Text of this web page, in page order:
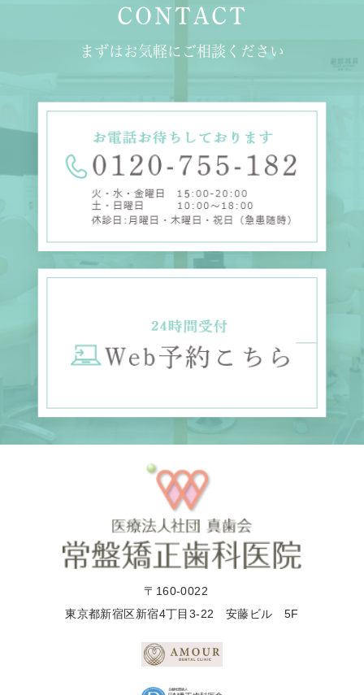
CONTACT
まずはお気軽にご相談ください
〒160-0022
東京都新宿区新宿4丁目3-22 安藤ビル 5F